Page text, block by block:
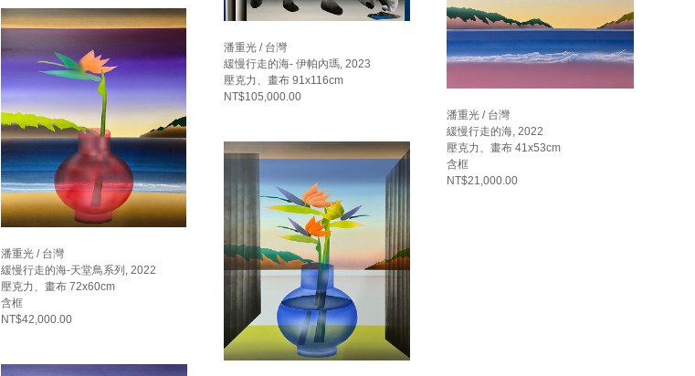
潘重光 / 台灣
緩慢行走的海-天堂鳥系列, 2022
壓克力、畫布 72x60cm
含框
NT$42,000.00
潘重光 / 台灣
緩慢行走的海- 伊帕內瑪, 2023
壓克力、畫布 91x116cm
NT$105,000.00
潘重光 / 台灣
緩慢行走的海, 2022
壓克力、畫布 41x53cm
含框
NT$21,000.00